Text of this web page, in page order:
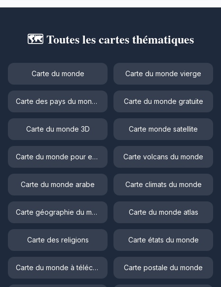
🗺️ Toutes les cartes thématiques
Carte du monde Carte du monde vierge
Carte des pays du monde Carte du monde gratuite
Carte du monde 3D Carte monde satellite
Carte du monde pour enfant Carte volcans du monde
Carte du monde arabe Carte climats du monde
Carte géographie du monde Carte du monde atlas
Carte des religions Carte états du monde
Carte du monde à télécharger Carte postale du monde